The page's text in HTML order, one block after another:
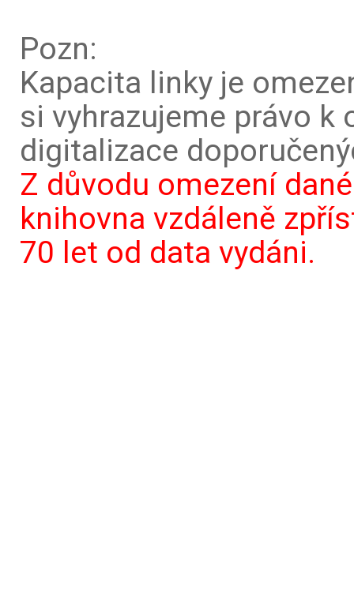
Pozn:
Kapacita linky je
si vyhrazujeme právo
digitalizace
Z důvodu omezení
knihovna vzdáleně
70 let od data vydáni.